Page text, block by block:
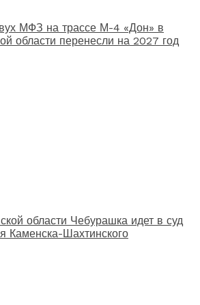
МФЗ на трассе М-4 «Дон» в
области перенесли на 2027 год
области Чебурашка идет в суд
Каменска-Шахтинского